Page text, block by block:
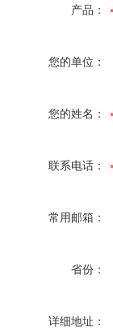
产品：
您的单位：
您的姓名：
联系电话：
常用邮箱：
省份：
详细地址：